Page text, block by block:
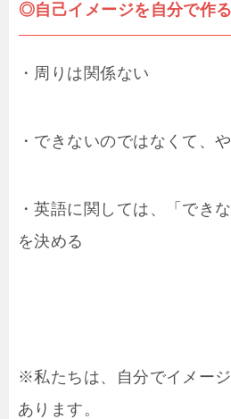
◎自己イメージを自分で作る
・周りは関係ない
・できないのではなくて、
・英語に関しては、「でき
を決める
※私たちは、自分でイメー
あります。